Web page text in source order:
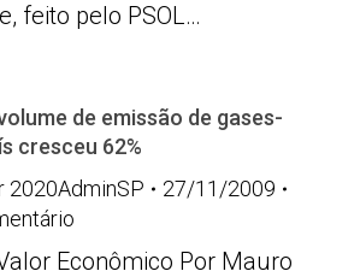
feito pelo PSOL…
de emissão de gases-
cresceu 62%
2020AdminSP
27/11/2009
Econômico Por Mauro